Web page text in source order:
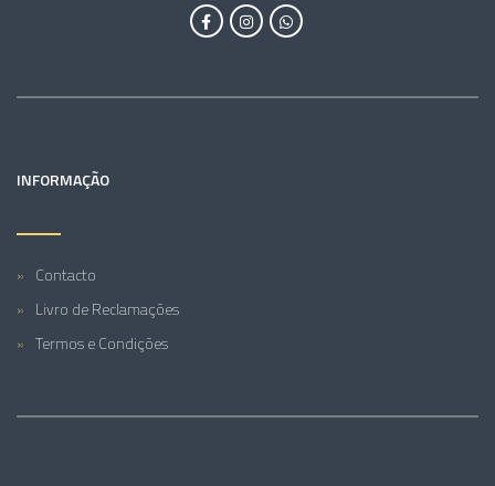
INFORMAÇÃO
Contacto
Livro de Reclamações
Termos e Condições